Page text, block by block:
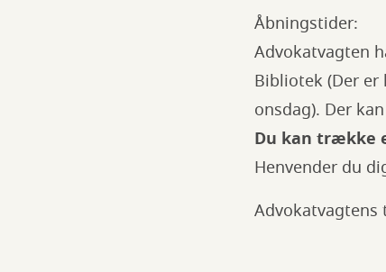
Åbningstider:
Advokatvagten
Bibliotek (Der
onsdag). Der
Du kan trække
Henvender du